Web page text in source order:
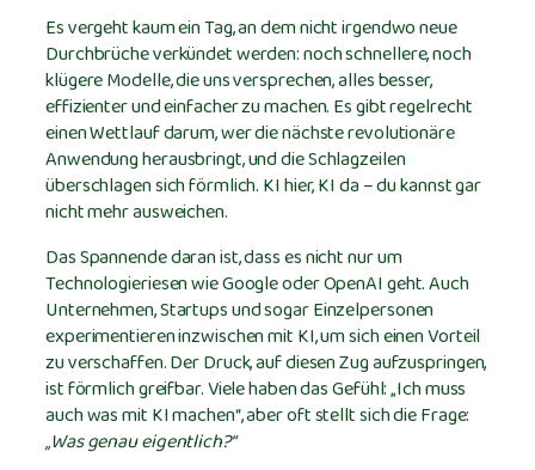
Es vergeht kaum ein Tag, an dem nicht irgendwo neue
Durchbrüche verkündet werden: noch schnellere, noch
klügere Modelle, die uns versprechen, alles besser,
effizienter und einfacher zu machen. Es gibt regelrecht
einen Wettlauf darum, wer die nächste revolutionäre
Anwendung herausbringt, und die Schlagzeilen
überschlagen sich förmlich. KI hier, KI da – du kannst gar
nicht mehr ausweichen.
Das Spannende daran ist, dass es nicht nur um
Technologieriesen wie Google oder OpenAI geht. Auch
Unternehmen, Startups und sogar Einzelpersonen
experimentieren inzwischen mit KI, um sich einen Vorteil
zu verschaffen. Der Druck, auf diesen Zug aufzuspringen,
ist förmlich greifbar. Viele haben das Gefühl: „Ich muss
auch was mit KI machen“, aber oft stellt sich die Frage:
„Was genau eigentlich?“